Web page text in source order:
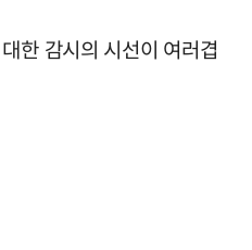
한 감시의 시선이 여러겹